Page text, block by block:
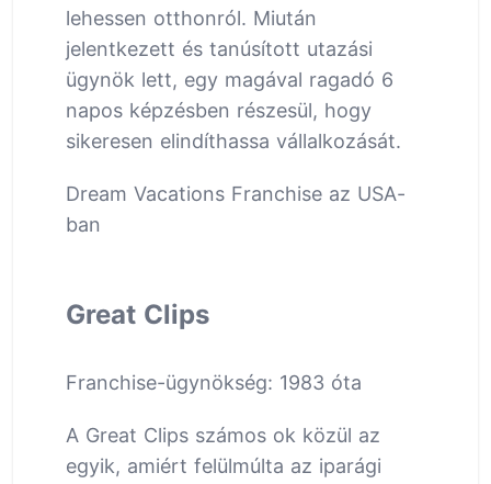
lehessen otthonról. Miután
jelentkezett és tanúsított utazási
ügynök lett, egy magával ragadó 6
napos képzésben részesül, hogy
sikeresen elindíthassa vállalkozását.
Dream Vacations Franchise az USA-
ban
Great Clips
Franchise-ügynökség: 1983 óta
A Great Clips számos ok közül az
egyik, amiért felülmúlta az iparági